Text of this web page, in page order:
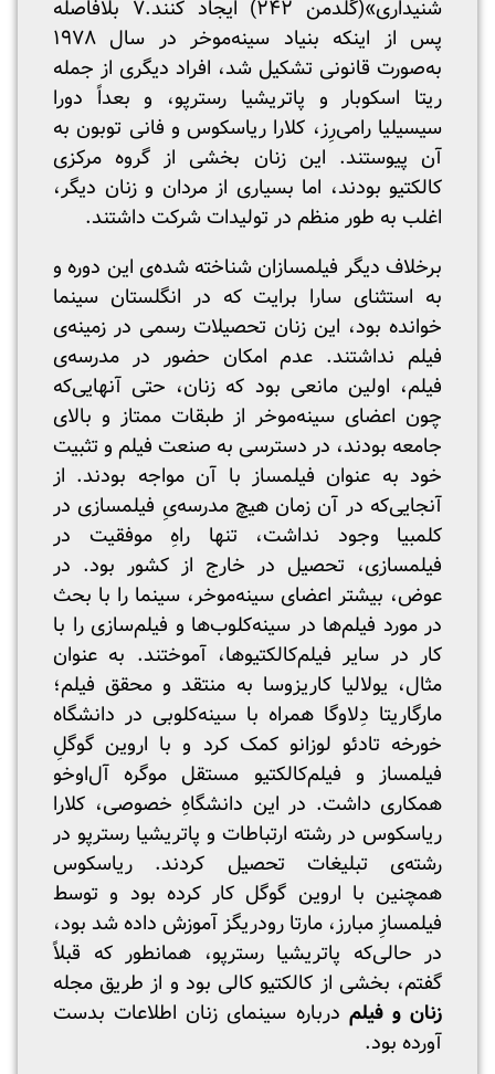
شنیداری»(گلدمن ۲۴۲) ایجاد کنند.۷ بلافاصله
پس از اینکه بنیاد سینه‌موخر در سال ۱۹۷۸
به‌صورت قانونی تشکیل شد، افراد دیگری از جمله
ریتا اسکوبار و پاتریشیا رسترپو، و بعداً دورا
سیسیلیا رامی‌رِز، کلارا ریاسکوس و فانی توبون به
آن پیوستند. این زنان بخشی از گروه مرکزی
کالکتیو بودند، اما بسیاری از مردان و زنان دیگر،
اغلب به طور منظم در تولیدات شرکت داشتند.
برخلاف دیگر فیلمسازان شناخته شده‌ی این دوره و
به استثنای سارا برایت که در انگلستان سینما
خوانده بود، این زنان تحصیلات رسمی در زمینه‌ی
فیلم نداشتند. عدم امکان حضور در مدرسه‌ی
فیلم، اولین مانعی بود که زنان، حتی آنهایی‌که
چون اعضای سینه‌موخر از طبقات ممتاز و بالای
جامعه بودند، در دسترسی به صنعت فیلم و تثبیت
خود به عنوان فیلمساز با آن مواجه بودند. از
آنجایی‌که در آن زمان هیچ مدرسه‌یِ فیلمسازی در
کلمبیا وجود نداشت، تنها راهِ موفقیت در
فیلمسازی، تحصیل در خارج از کشور بود. در
عوض، بیشتر اعضای سینه‌موخر، سینما را با بحث
در مورد فیلم‌ها در سینه‌کلوب‌ها و فیلم‌سازی را با
کار در سایر فیلم‌کالکتیوها، آموختند. به عنوان
مثال، یولالیا کاریزوسا به منتقد و محقق فیلم؛
مارگاریتا دِلاوگا همراه با سینه‌کلوبی در دانشگاه
خورخه تادئو لوزانو کمک کرد و با اروین گوگلِ
فیلمساز و فیلم‌کالکتیو مستقل موگره آل‌اوخو
همکاری داشت. در این دانشگاهِ خصوصی، کلارا
ریاسکوس در رشته ارتباطات و پاتریشیا رسترپو در
رشته‌ی تبلیغات تحصیل کردند. ریاسکوس
همچنین با اروین گوگل کار کرده بود و توسط
فیلمسازِ مبارز، مارتا رودریگز آموزش داده شد بود،
در حالی‌که پاتریشیا رسترپو، همانطور که قبلاً
گفتم، بخشی از کالکتیو کالی بود و از طریق مجله
زنان و فیلم درباره سینمای زنان اطلاعات بدست
آورده بود.